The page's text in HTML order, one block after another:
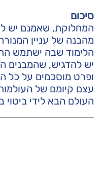
סיכום
המחלוקת, שאמנם יש
מהבנה של עניין
הלימוד שבה ישתמש
יש להדגיש, שהמבנים
ופרט מוסכמים על כל
עצם קיומם של
העולם הבא לידי